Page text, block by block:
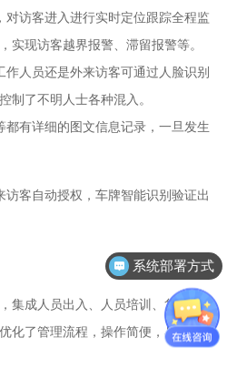
访客进入进行实时定位跟踪全程监
实现访客越界报警、滞留报警等。
人员还是外来访客可通过人脸识别
制了不明人士各种混入。
都有详细的图文信息记录，一旦发生
客自动授权，车牌智能识别验证出
，集成人员出入、人员培训、货车管
化了管理流程，操作简便，易于掌
系统部署方式